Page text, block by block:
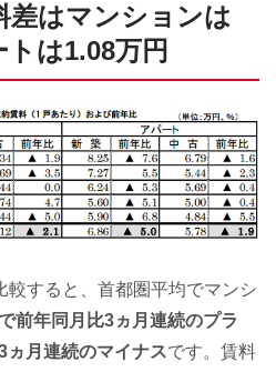
差はマンションは
は1.08万円
較すると、首都圏平均でマンシ
前年同月比3ヵ月連続のプラ
ヵ月連続のマイナスです。賃料